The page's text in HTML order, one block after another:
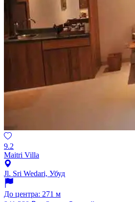
9.2
Maitri Villa
Jl. Sri Wedari, Убуд
До центра: 271 м